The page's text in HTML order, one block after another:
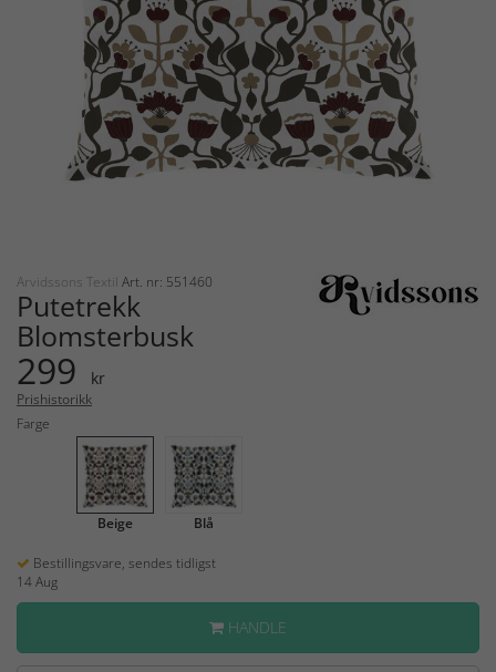
Arvidssons Textil Art. nr: 551460
Putetrekk
Blomsterbusk
299 kr
Prishistorikk
Farge
Beige Blå
Bestillingsvare, sendes tidligst
14 Aug
HANDLE